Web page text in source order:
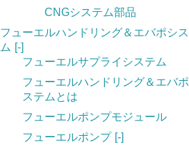
CNGシステム部品
フューエルハンドリング＆エバポシ
ム [-]
フューエルサプライシステム
フューエルハンドリング＆エバ
ステムとは
フューエルポンプモジュール
フューエルポンプ [-]